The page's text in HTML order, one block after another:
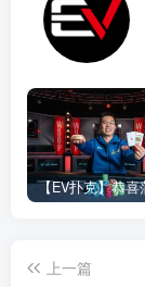
上一篇